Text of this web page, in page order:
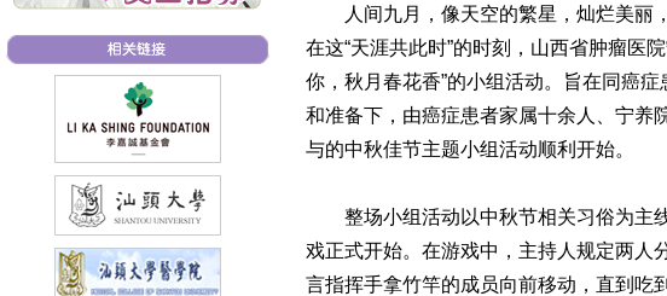
人间九月，像天空的繁星，灿烂美丽，
在这“天涯共此时”的时刻，山西省肿瘤医
你，秋月春花香”的小组活动。旨在同癌
和准备下，由癌症患者家属十余人、宁养
与的中秋佳节主题小组活动顺利开始。
整场小组活动以中秋节相关习俗为主线
戏正式开始。在游戏中，主持人规定两人
言指挥手拿竹竿的成员向前移动，直到吃